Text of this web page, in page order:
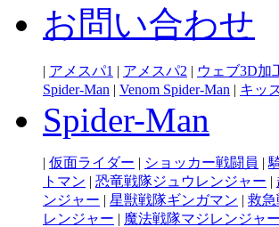
お問い合わせ
| アメスパ1 | アメスパ2 | ウェブ3D加
Spider-Man | Venom Spider-Man | キッ
Spider-Man
| 仮面ライダー | ショッカー戦闘員 |
トマン | 恐竜戦隊ジュウレンジャー |
ンジャー | 星獣戦隊ギンガマン | 救
レンジャー | 魔法戦隊マジレンジャー